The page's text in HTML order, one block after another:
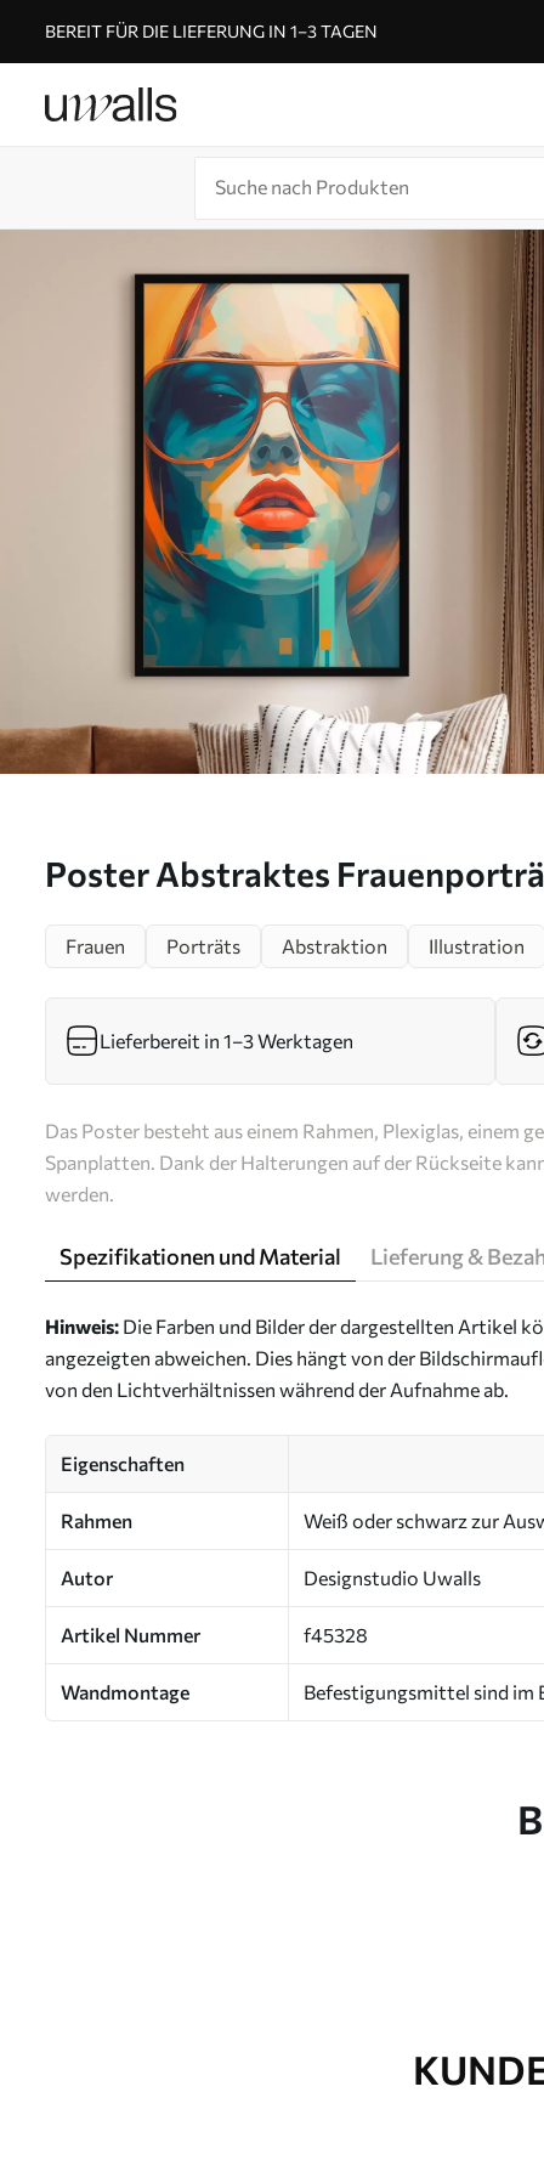
BEREIT FÜR DIE LIEFERUNG IN 1–3 TAGEN
Poster Abstraktes
Frauen Porträts Abstraktion Illustration
Lieferbereit in 1–3 Werktagen
Das Poster besteht aus einem Rahmen, Plexiglas, einem
Spanplatten. Dank der Halterungen auf der Rückseite
werden.
Spezifikationen und Material Lieferung &
Hinweis: Die Farben und Bilder der dargestellten Artikel
angezeigten abweichen. Dies hängt von der
von den Lichtverhältnissen während der Aufnahme ab.
Eigenschaften
Rahmen Weiß oder schwarz zur
Autor Designstudio Uwalls
Artikel Nummer f45328
Wandmontage Befestigungsmittel sind im